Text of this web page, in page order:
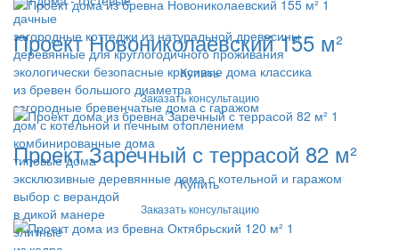
дачные
загородные коттеджи из натуральной древесины
деревянные для круглогодичного проживания
экологически безопасные красивые дома классика
из бревен большого диаметра
загородные бревенчатые дома с гаражом
дом с котельной и печным отоплением
комбинированные дома
типовые дома
эксклюзивные деревянные дома с котельной и гаражом
выбор с верандой
в дикой манере
элитные
Проект Новониколаевский 155 м²
Купить
Заказать консультацию
Проект Заречный с террасой 82 м²
Купить
Заказать консультацию